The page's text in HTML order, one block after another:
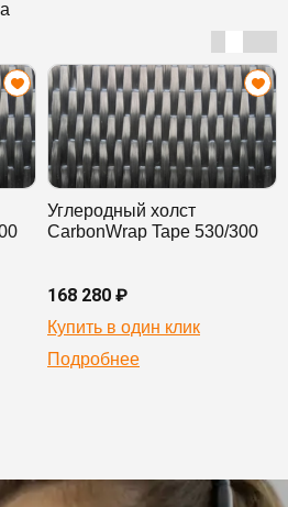
Углеродный холст
CarbonWrap Tape 530/300
168 280 ₽
Купить в один клик
Подробнее